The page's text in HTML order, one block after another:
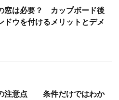
窓は必要？ カップボード後
ドウを付けるメリットとデメ
注意点 条件だけではわか